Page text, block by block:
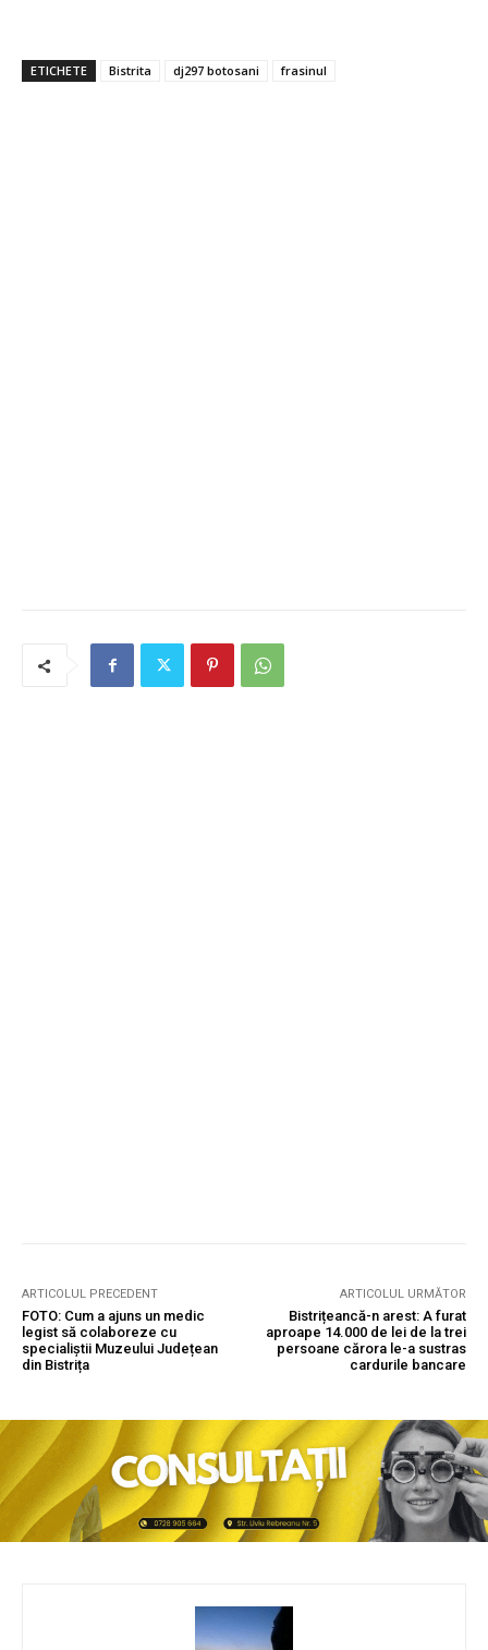
ETICHETE Bistrita dj297 botosani frasinul
ARTICOLUL PRECEDENT
FOTO: Cum a ajuns un medic
legist să colaboreze cu
specialiștii Muzeului Județean
din Bistrița
ARTICOLUL URMĂTOR
Bistrițeancă-n arest: A furat
aproape 14.000 de lei de la trei
persoane cărora le-a sustras
cardurile bancare